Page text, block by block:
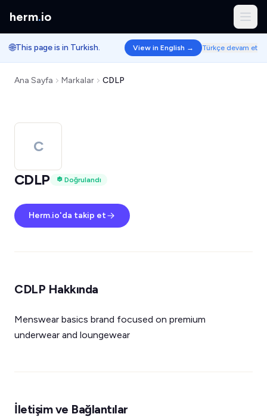
herm.io
🌐This page is in Turkish. View in English → Türkçe devam et
Ana Sayfa Markalar CDLP
C
CDLP
Doğrulandı
Herm.io'da takip et
CDLP Hakkında
Menswear basics brand focused on premium
underwear and loungewear
İletişim ve Bağlantılar